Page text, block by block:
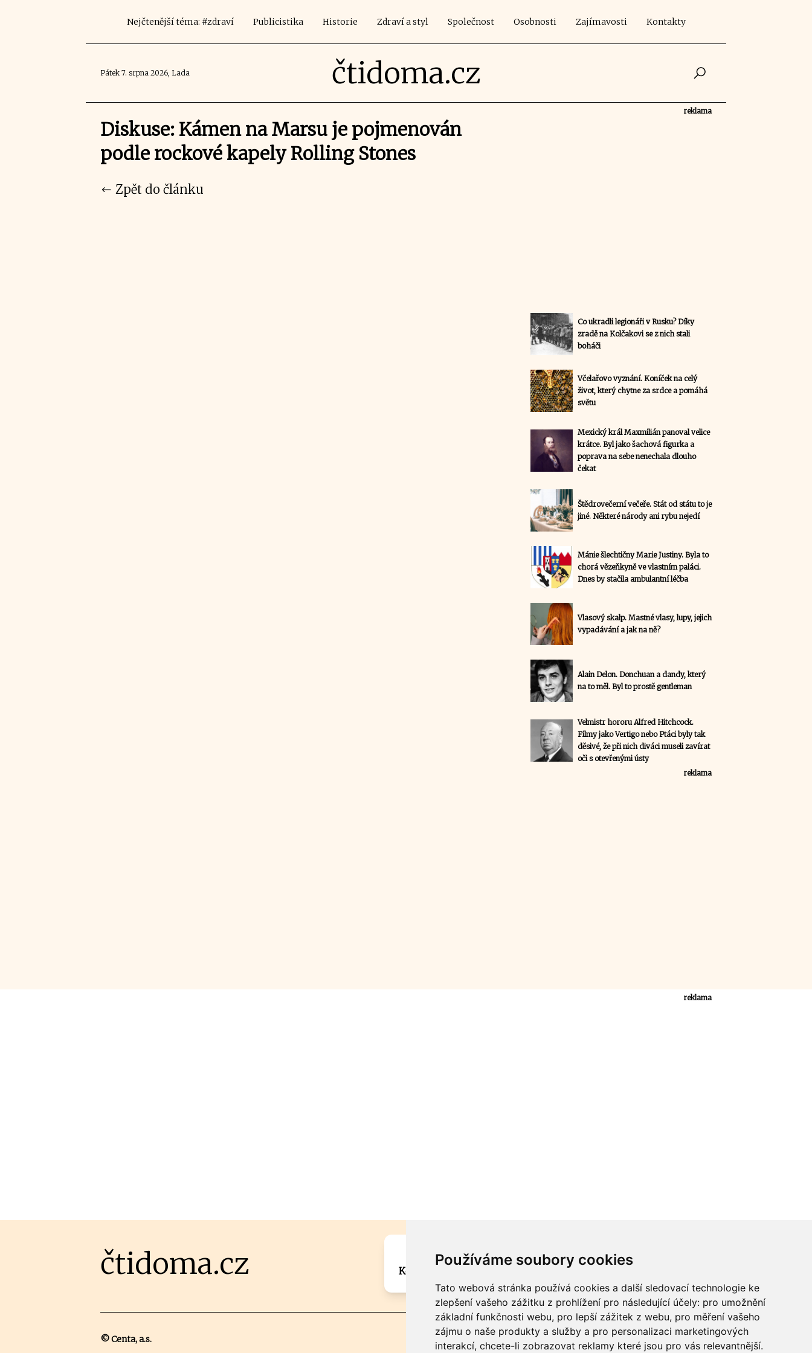
Používáme soubory cookies
Tato webová stránka používá cookies a další sledovací technologie ke
zlepšení vašeho zážitku z prohlížení pro následující účely: pro umožnění
základní funkčnosti webu, pro lepší zážitek z webu, pro měření vašeho
zájmu o naše produkty a služby a pro personalizaci marketingových
interakcí, chcete-li zobrazovat reklamy které jsou pro vás relevantnější.
Nejčtenější téma: #zdraví Publicistika Historie Zdraví a styl Společnost Osobnosti Zajímavosti Kontakty
Pátek 7. srpna 2026, Lada čtidoma.cz
Diskuse: Kámen na Marsu je pojmenován
podle rockové kapely Rolling Stones
Zpět do článku
reklama
Co ukradli legionáři v Rusku? Díky
zradě na Kolčakovi se z nich stali
boháči
Včelařovo vyznání. Koníček na celý
život, který chytne za srdce a pomáhá
světu
Mexický král Maxmilián panoval velice
krátce. Byl jako šachová figurka a
poprava na sebe nenechala dlouho
čekat
Štědrovečerní večeře. Stát od státu to je
jiné. Některé národy ani rybu nejedí
Mánie šlechtičny Marie Justiny. Byla to
chorá vězeňkyně ve vlastním paláci.
Dnes by stačila ambulantní léčba
Vlasový skalp. Mastné vlasy, lupy, jejich
vypadávání a jak na ně?
Alain Delon. Donchuan a dandy, který
na to měl. Byl to prostě gentleman
Velmistr hororu Alfred Hitchcock.
Filmy jako Vertigo nebo Ptáci byly tak
děsivé, že při nich diváci museli zavírat
oči s otevřenými ústy
reklama
reklama
čtidoma.cz
Máte zajímavou informaci? Chcete spolupracovat?
Kontaktujte šéfredaktora Martina Chalupu:
© Centa, a.s.